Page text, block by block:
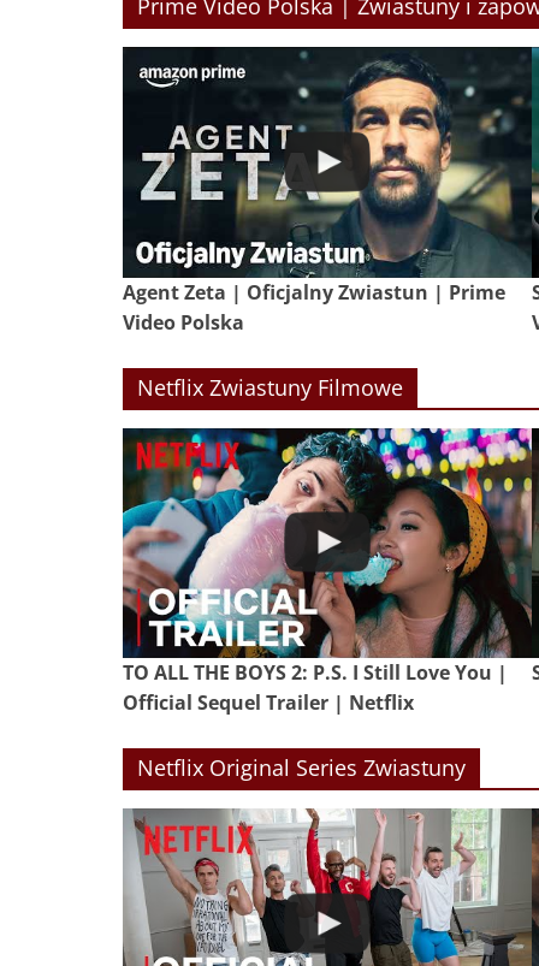
Prime Video Polska | Zwiastuny i
Agent Zeta | Oficjalny Zwiastun | Prime
Video Polska
Netflix Zwiastuny Filmowe
TO ALL THE BOYS 2: P.S. I Still Love You |
Official Sequel Trailer | Netflix
Netflix Original Series Zwiastuny